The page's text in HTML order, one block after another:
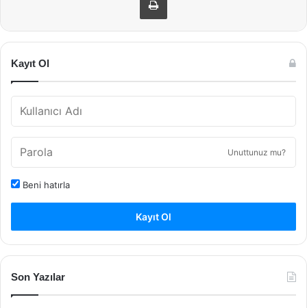
Kayıt Ol
Unuttunuz mu?
Beni hatırla
Kayıt Ol
Son Yazılar